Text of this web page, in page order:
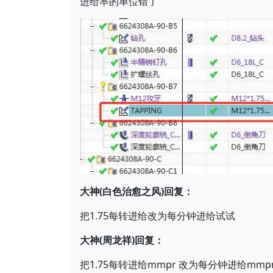
大神(白色治愈之风)回复：
把1.75每转进给改为每分钟进给试试
大神(周龙祥)回复：
把1.75每转进给mmpr 改为每分钟进给